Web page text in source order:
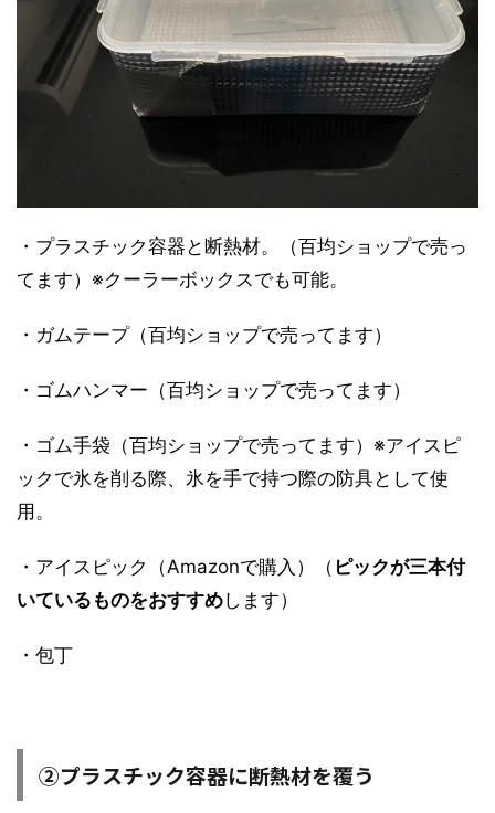
・プラスチック容器と断熱材。（百均ショップで売っ
てます）※クーラーボックスでも可能。
・ガムテープ（百均ショップで売ってます）
・ゴムハンマー（百均ショップで売ってます）
・ゴム手袋（百均ショップで売ってます）※アイスピ
ックで氷を削る際、氷を手で持つ際の防具として使
用。
・アイスピック（Amazonで購入）（ ピックが三本付
いているものをおすすめします）
・包丁
②プラスチック容器に断熱材を覆う